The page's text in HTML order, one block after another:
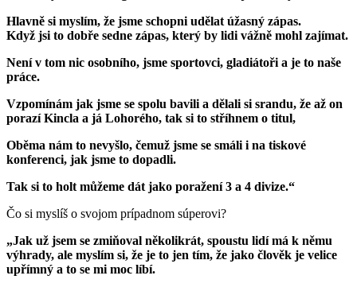
Hlavně si myslím, že jsme schopni udělat úžasný zápas.
Když jsi to dobře sedne zápas, který by lidi vážně mohl zajímat.
Není v tom nic osobního, jsme sportovci, gladiátoři a je to naše
práce.
Vzpomínám jak jsme se spolu bavili a dělali si srandu, že až on
porazí Kincla a já Lohorého, tak si to stříhnem o titul,
Oběma nám to nevyšlo, čemuž jsme se smáli i na tiskové
konferenci, jak jsme to dopadli.
Tak si to holt můžeme dát jako poražení 3 a 4 divize.“
Čo si myslíš o svojom prípadnom súperovi?
„Jak už jsem se zmiňoval několikrát, spoustu lidí má k němu
výhrady, ale myslím si, že je to jen tím, že jako člověk je velice
upřímný a to se mi moc líbí.